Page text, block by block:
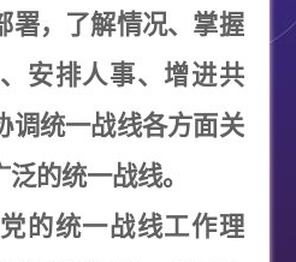
署，了解情况、掌握
安排人事、增进共
调统一战线各方面关
的统一战线。
的统一战线工作理